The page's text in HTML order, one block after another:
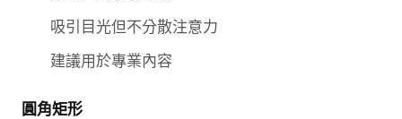
吸引目光但不分散注意力
建議用於專業內容
圓角矩形